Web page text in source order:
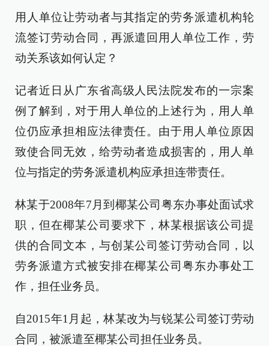
用人单位让劳动者与其指定的劳务派遣机构轮
流签订劳动合同，再派遣回用人单位工作，劳
动关系该如何认定？
记者近日从广东省高级人民法院发布的一宗案
例了解到，对于用人单位的上述行为，用人单
位仍应承担相应法律责任。由于用人单位原因
致使合同无效，给劳动者造成损害的，用人单
位与指定的劳务派遣机构应承担连带责任。
林某于2008年7月到椰某公司粤东办事处面试求
职，但在椰某公司要求下，林某根据该公司提
供的合同文本，与创某公司签订劳动合同，以
劳务派遣方式被安排在椰某公司粤东办事处工
作，担任业务员。
自2015年1月起，林某改为与锐某公司签订劳动
合同，被派遣至椰某公司担任业务员。